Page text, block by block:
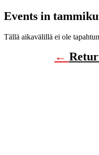
Events in
Tällä aikavälillä ei ole
←